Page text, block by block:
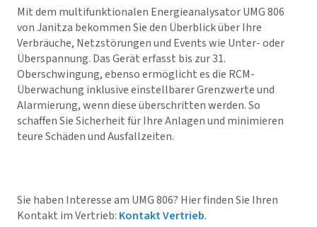
Mit dem multifunktionalen Energieanalysator UMG 806
von Janitza bekommen Sie den Überblick über Ihre
Verbräuche, Netzstörungen und Events wie Unter- oder
Überspannung. Das Gerät erfasst bis zur 31.
Oberschwingung, ebenso ermöglicht es die RCM-
Überwachung inklusive einstellbarer Grenzwerte und
Alarmierung, wenn diese überschritten werden. So
schaffen Sie Sicherheit für Ihre Anlagen und minimieren
teure Schäden und Ausfallzeiten.
Sie haben Interesse am UMG 806? Hier finden Sie Ihren
Kontakt im Vertrieb: Kontakt Vertrieb.